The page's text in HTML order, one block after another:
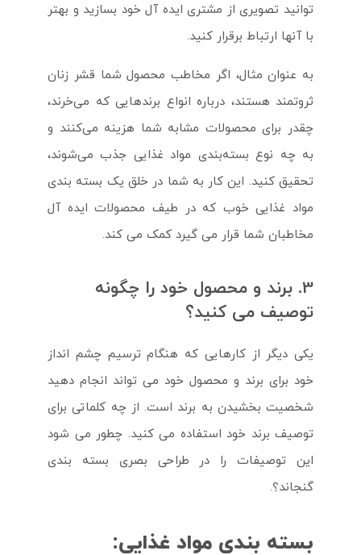
توانید تصویری از مشتری ایده آل خود بسازید و بهتر
با آنها ارتباط برقرار کنید.
به عنوان مثال، اگر مخاطب محصول شما قشر زنان
ثروتمند هستند، درباره انواع برندهایی که می‌خرند،
چقدر برای محصولات مشابه شما هزینه می‌کنند و
به چه نوع بسته‌بندی مواد غذایی جذب می‌شوند،
تحقیق کنید. این کار به شما در خلق یک بسته بندی
مواد غذایی خوب که در طیف محصولات ایده آل
مخاطبان شما قرار می گیرد کمک می کند.
3. برند و محصول خود را چگونه
توصیف می کنید؟
یکی دیگر از کارهایی که هنگام ترسیم چشم انداز
خود برای برند و محصول خود می تواند انجام دهید
شخصیت بخشیدن به برند است. از چه کلماتی برای
توصیف برند خود استفاده می کنید. چطور می شود
این توصیفات را در طراحی بصری بسته بندی
گنجاند؟.
بسته بندی مواد غذایی: